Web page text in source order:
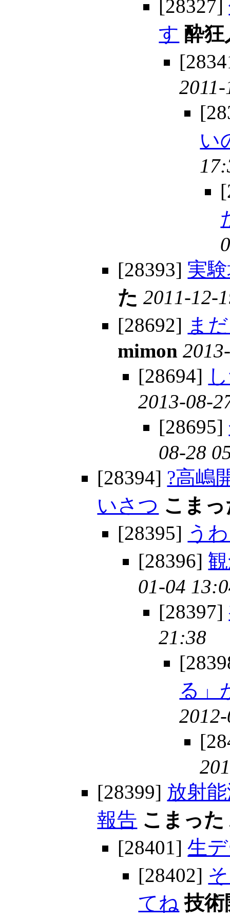
[28327]
す 酔狂
い
[28393] 実
た 2011-12-
[28692] ま
mimon
[28694]
2013-08-
[28695]
08-28
[28394] ?高嶋
いさつ こま
[28395] う
[28396]
01-04
[28397]
21:38
る」
[28399] 放射
報告 こまった
[28401]生
[28402]
てね 技術